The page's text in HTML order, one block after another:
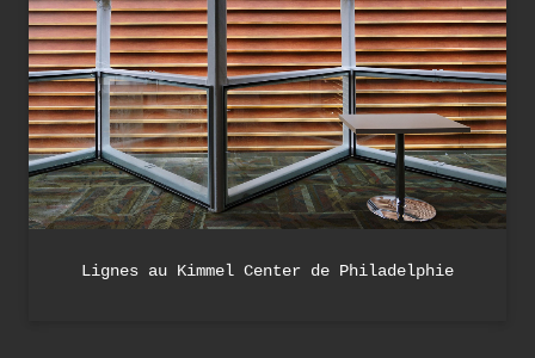
Lignes au Kimmel Center de Philadelphie